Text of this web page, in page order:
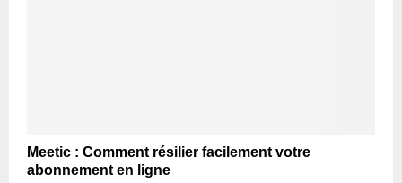
Meetic : Comment résilier facilement votre
abonnement en ligne